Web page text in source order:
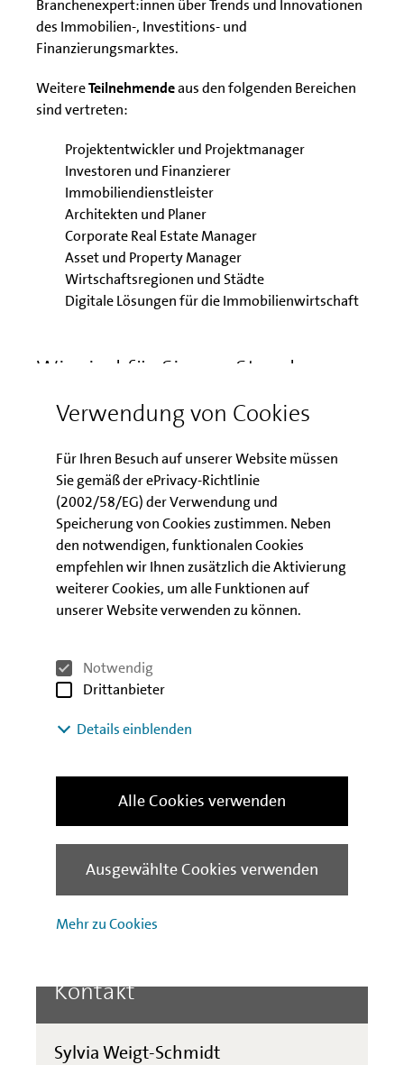
Verwendung von Cookies
Für Ihren Besuch auf unserer Website müssen
Sie gemäß der ePrivacy-Richtlinie
(2002/58/EG) der Verwendung und
Speicherung von Cookies zustimmen. Neben
den notwendigen, funktionalen Cookies
empfehlen wir Ihnen zusätzlich die Aktivierung
weiterer Cookies, um alle Funktionen auf
unserer Website verwenden zu können.
Notwendig
Drittanbieter
Details einblenden
Mehr zu Cookies
Ausgewählte Cookies verwenden
Alle Cookies verwenden
Branchenexpert:innen über Trends und Innovationen
des Immobilien-, Investitions- und
Finanzierungsmarktes.
WeitereTeilnehmendeaus den folgenden Bereichen
sind vertreten:
Projektentwickler und Projektmanager
Investoren und Finanzierer
Immobiliendienstleister
Architekten und Planer
Corporate Real Estate Manager
Asset und Property Manager
Wirtschaftsregionen und Städte
Digitale Lösungen für die Immobilienwirtschaft
Wir sind für Sie am Stand
B2.420 in der Halle B2 vor Ort.
Immobilien- und Stadtentwicklung:
Förderung des Mietwohnungsneubaus
Eigenheimförderung
Förderung von energetischer Gebäudesanierung
Förderung von altersgerechtem Wohnen
Konsortialkredite in Zusammenarbeit mit
Geschäftsbanken
Weitere Informationen
Website EXPO REAL
Das Messegelände München erreichen Sie mit der
Bahn-Linie U2
Kontakt
Sylvia Weigt-Schmidt